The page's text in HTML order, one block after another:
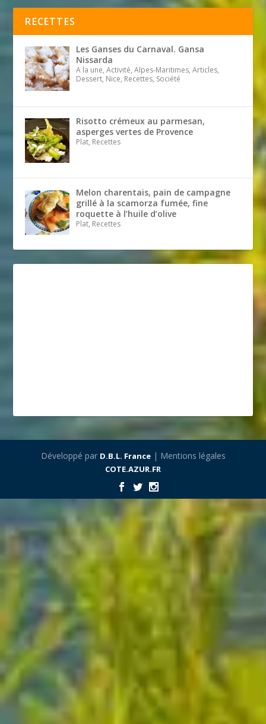
RECETTES
Les Ganses du Carnaval. Gansa
Nissarda
A la une, Activité, Alpes-Maritimes, Articles,
Dessert, Nice, Recettes, Société
Risotto crémeux au parmesan,
asperges vertes de Provence
Plat, Recettes
Melon charentais, pain de campagne
grillé à la scamorza fumée, fine
roquette à l’huile d’olive
Plat, Recettes
Développé par D.B.L. France| Mentions légales
COTE.AZUR.FR